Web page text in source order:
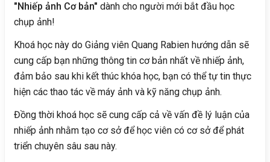
"Nhiếp ảnh Cơ bản" dành cho người mới bắt đầu học
chụp ảnh!
Khoá học này do Giảng viên Quang Rabien hướng dẫn sẽ
cung cấp bạn những thông tin cơ bản nhất về nhiếp ảnh,
đảm bảo sau khi kết thúc khóa học, bạn có thể tự tin thực
hiện các thao tác về máy ảnh và kỹ năng chụp ảnh.
Đồng thời khoá học sẽ cung cấp cả về vấn đề lý luận của
nhiếp ảnh nhằm tạo cơ sở để học viên có cơ sở để phát
triển chuyên sâu sau này.